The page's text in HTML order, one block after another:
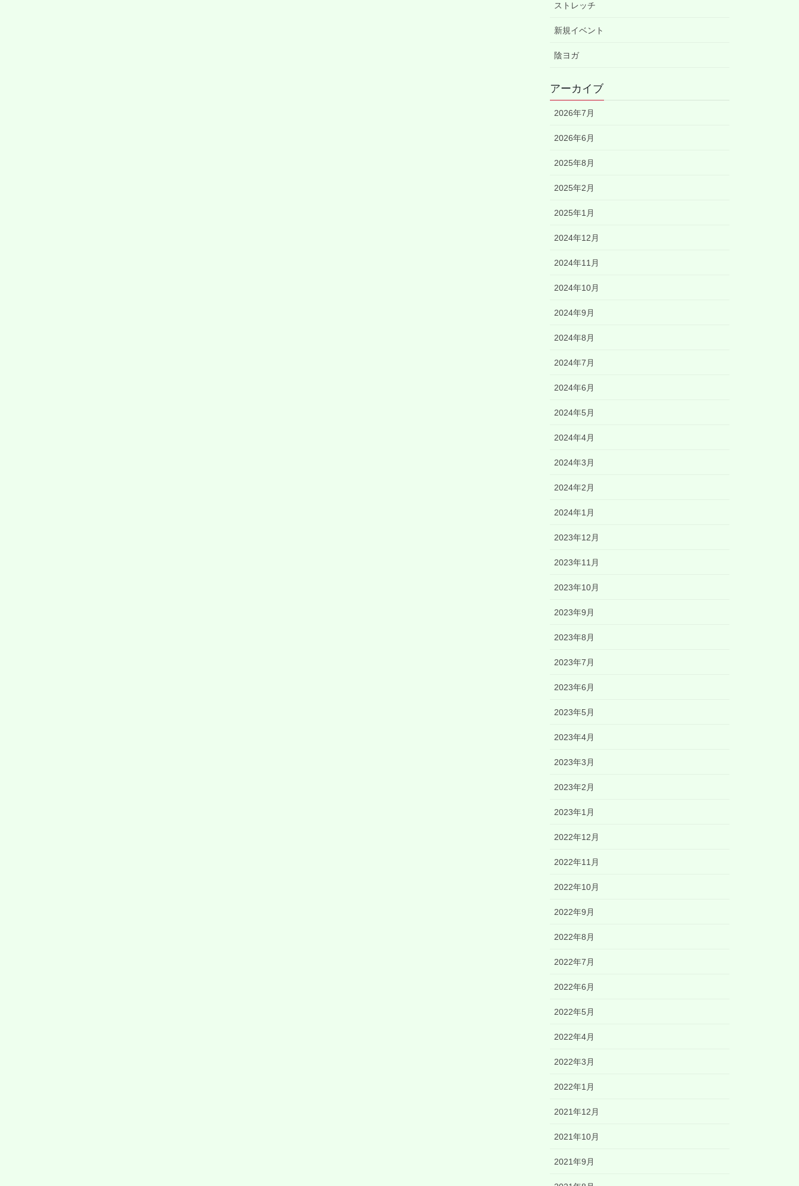
ストレッチ
新規イベント
陰ヨガ
アーカイブ
2026年7月
2026年6月
2025年8月
2025年2月
2025年1月
2024年12月
2024年11月
2024年10月
2024年9月
2024年8月
2024年7月
2024年6月
2024年5月
2024年4月
2024年3月
2024年2月
2024年1月
2023年12月
2023年11月
2023年10月
2023年9月
2023年8月
2023年7月
2023年6月
2023年5月
2023年4月
2023年3月
2023年2月
2023年1月
2022年12月
2022年11月
2022年10月
2022年9月
2022年8月
2022年7月
2022年6月
2022年5月
2022年4月
2022年3月
2022年1月
2021年12月
2021年10月
2021年9月